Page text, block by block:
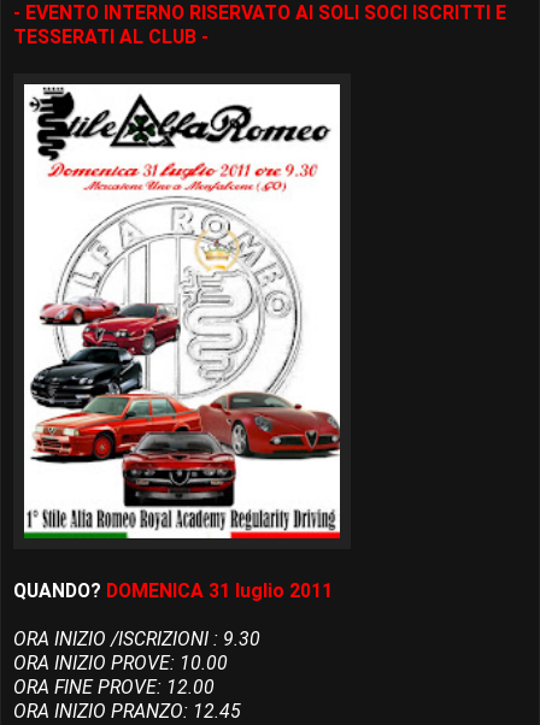
- EVENTO INTERNO RISERVATO AI SOLI SOCI ISCRITTI E
TESSERATI AL CLUB -
QUANDO? DOMENICA 31 luglio 2011
ORA INIZIO /ISCRIZIONI : 9.30
ORA INIZIO PROVE: 10.00
ORA FINE PROVE: 12.00
ORA INIZIO PRANZO: 12.45